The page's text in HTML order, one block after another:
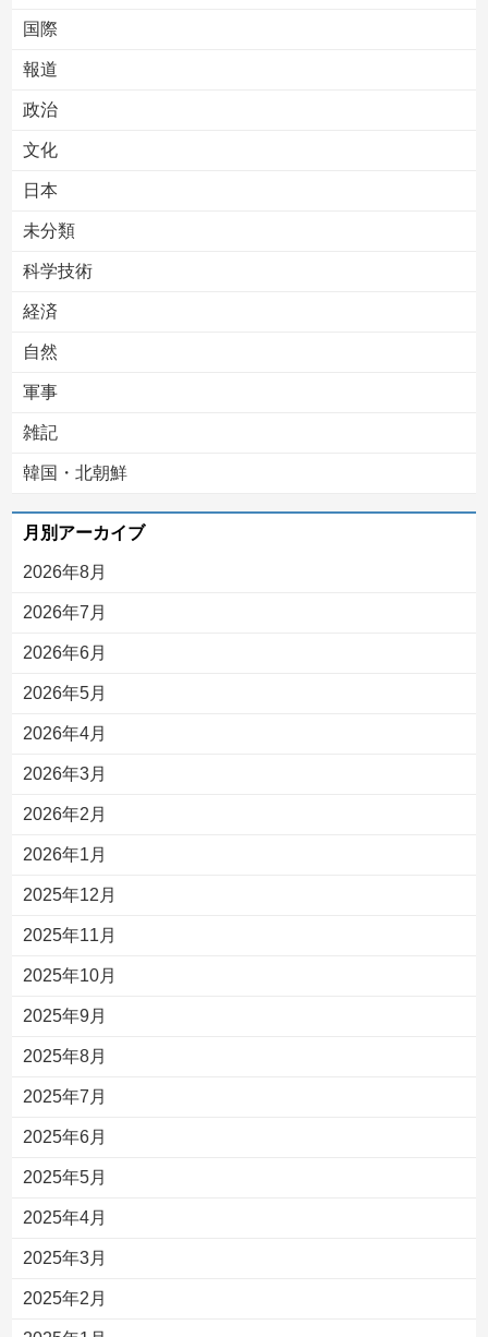
国際
報道
政治
文化
日本
未分類
科学技術
経済
自然
軍事
雑記
韓国・北朝鮮
月別アーカイブ
2026年8月
2026年7月
2026年6月
2026年5月
2026年4月
2026年3月
2026年2月
2026年1月
2025年12月
2025年11月
2025年10月
2025年9月
2025年8月
2025年7月
2025年6月
2025年5月
2025年4月
2025年3月
2025年2月